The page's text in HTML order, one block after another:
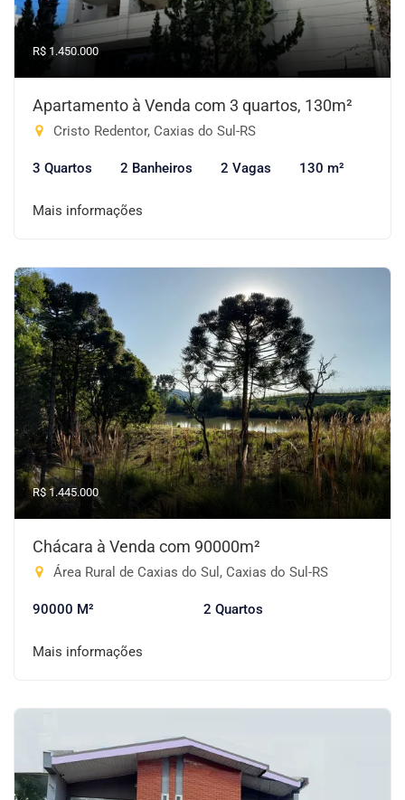
R$ 1.450.000
Apartamento à Venda com 3 quartos, 130m²
Cristo Redentor, Caxias do Sul-RS
3 Quartos 2 Banheiros 2 Vagas 130 m²
Mais informações
R$ 1.445.000
Chácara à Venda com 90000m²
Área Rural de Caxias do Sul, Caxias do Sul-RS
90000 M² 2 Quartos
Mais informações